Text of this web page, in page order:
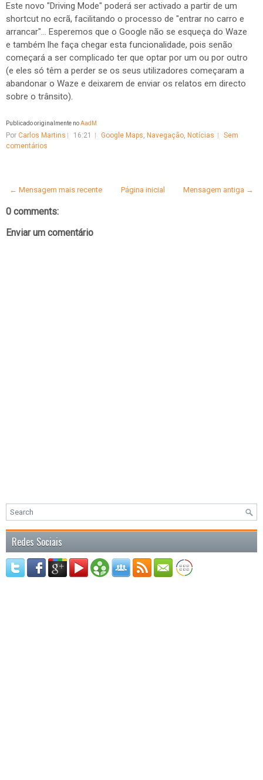
Este novo "Driving Mode" poderá ser activado a partir de um
shortcut no ecrã, facilitando o processo de "entrar no carro e
arrancar"... Esperemos que o Google não se esqueça do Waze
e também lhe faça chegar esta funcionalidade, pois senão
começará a ser complicado ter que optar por um ou por outro
(e eles só têm a perder se os seus utilizadores começaram a
abandonar o Waze e deixarem de enviar os relatos em directo
sobre o trânsito).
Publicado originalmente noAadM
Por Carlos Martins 16:21 Google Maps, Navegação, Notícias
Sem
comentários
← Mensagem mais recente Mensagem antiga →
Página inicial
0 comments:
Enviar um comentário
Redes Sociais